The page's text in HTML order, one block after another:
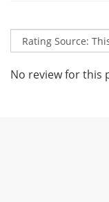
No review for this